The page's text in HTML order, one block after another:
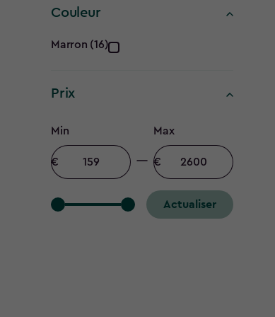
filter
Couleur
Couleur
filter
Marron (16)
Prix
Prix
filter
Min
Montant
minimal
Max
Quantité
maximale
Actualiser